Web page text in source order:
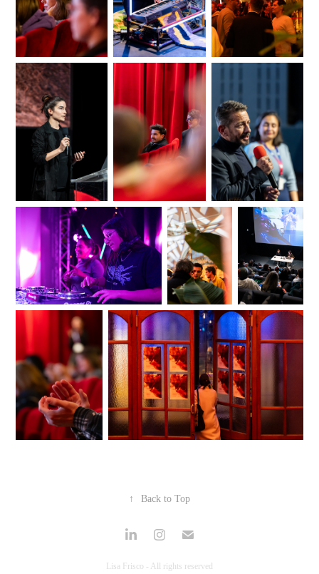
↑ Back to Top
Lisa Frisco - All rights reserved